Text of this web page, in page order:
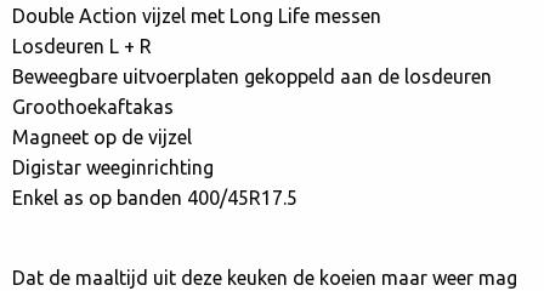
Double Action vijzel met Long Life messen
Losdeuren L + R
Beweegbare uitvoerplaten gekoppeld aan de losdeuren
Groothoekaftakas
Magneet op de vijzel
Digistar weeginrichting
Enkel as op banden 400/45R17.5
Dat de maaltijd uit deze keuken de koeien maar weer mag